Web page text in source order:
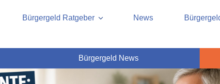
Rente, Pflege und
und Rente
Bürgergeld Ratgeber News
Bürgergeld News